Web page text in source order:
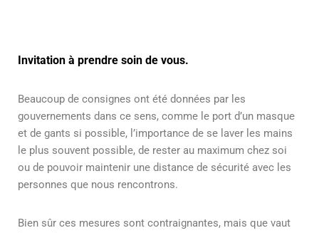
Invitation à prendre soin de vous.
Beaucoup de consignes ont été données par les
gouvernements dans ce sens, comme le port d’un masque
et de gants si possible, l’importance de se laver les mains
le plus souvent possible, de rester au maximum chez soi
ou de pouvoir maintenir une distance de sécurité avec les
personnes que nous rencontrons.
Bien sûr ces mesures sont contraignantes, mais que vaut